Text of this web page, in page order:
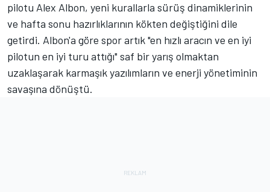
pilotu Alex Albon, yeni kurallarla sürüş dinamiklerinin
ve hafta sonu hazırlıklarının kökten değiştiğini dile
getirdi. Albon'a göre spor artık "en hızlı aracın ve en iyi
pilotun en iyi turu attığı" saf bir yarış olmaktan
uzaklaşarak karmaşık yazılımların ve enerji yönetiminin
savaşına dönüştü.